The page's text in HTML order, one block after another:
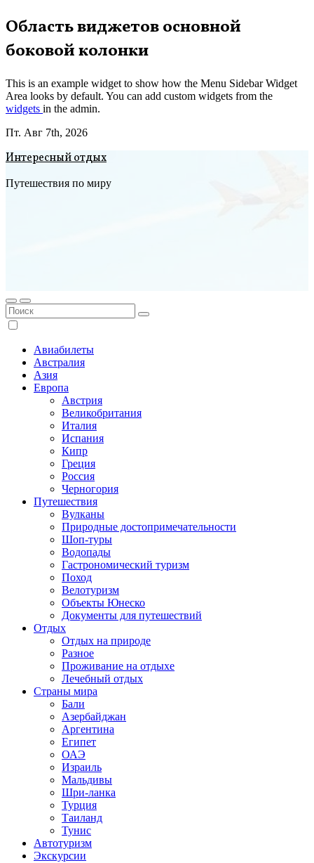
Перейти
к
содержимому
Область виджетов основной
боковой колонки
This is an example widget to show how the Menu Sidebar Widget
Area looks by default. You can add custom widgets from the
widgets in the admin.
Пт. Авг 7th, 2026
Интересный отдых
Путешествия по миру
Авиабилеты
Австралия
Азия
Европа
Австрия
Великобритания
Италия
Испания
Кипр
Греция
Россия
Черногория
Путешествия
Вулканы
Природные достопримечательности
Шоп-туры
Водопады
Гастрономический туризм
Поход
Велотуризм
Объекты Юнеско
Документы для путешествий
Отдых
Отдых на природе
Разное
Проживание на отдыхе
Лечебный отдых
Страны мира
Бали
Азербайджан
Аргентина
Египет
ОАЭ
Израиль
Мальдивы
Шри-ланка
Турция
Таиланд
Тунис
Автотуризм
Экскурсии